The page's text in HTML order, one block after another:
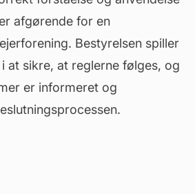
afgørende for en
Bestyrelsen spiller
at sikre, at reglerne følges, og
er informeret og